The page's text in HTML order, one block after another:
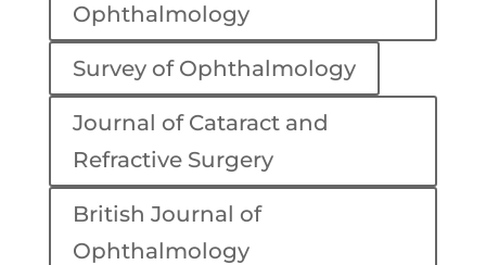
Ophthalmology
Survey of Ophthalmology
Journal of Cataract and
Refractive Surgery
British Journal of
Ophthalmology